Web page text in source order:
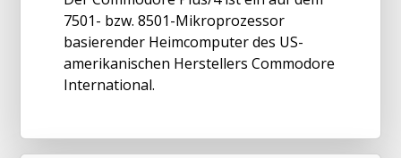
7501- bzw. 8501-Mikroprozessor
basierender Heimcomputer des US-
amerikanischen Herstellers Commodore
International.